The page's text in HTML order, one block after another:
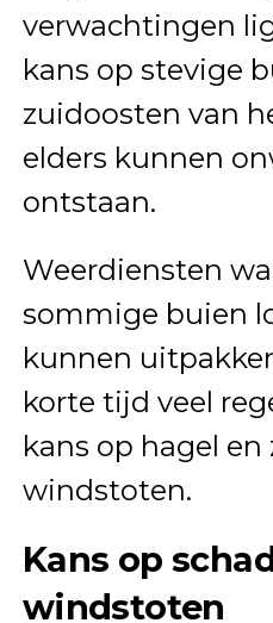
verwachtingen
kans op stevige
zuidoosten van
elders kunnen
ontstaan.
Weerdiensten
sommige buien
kunnen
korte tijd veel
kans op hagel en
windstoten.
Kans op
windstoten